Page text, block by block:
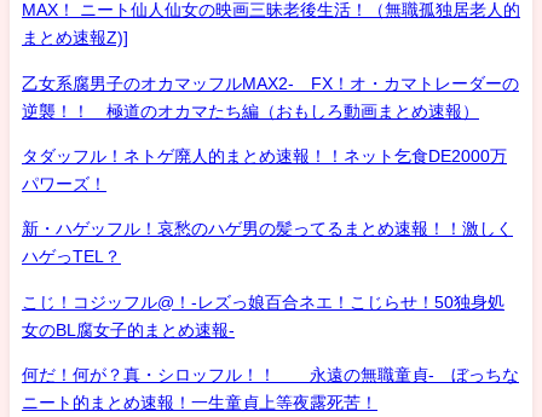
MAX！ ニート仙人仙女の映画三昧老後生活！（無職孤独居老人的
まとめ速報Z)]
乙女系腐男子のオカマッフルMAX2- FX！オ・カマトレーダーの
逆襲！！ 極道のオカマたち編（おもしろ動画まとめ速報）
タダッフル！ネトゲ廃人的まとめ速報！！ネット乞食DE2000万
パワーズ！
新・ハゲッフル！哀愁のハゲ男の髪ってるまとめ速報！！激しく
ハゲっTEL？
こじ！コジッフル@！-レズっ娘百合ネエ！こじらせ！50独身処
女のBL腐女子的まとめ速報-
何だ！何が？真・シロッフル！！ 永遠の無職童貞- ぼっちな
ニート的まとめ速報！一生童貞上等夜露死苦！